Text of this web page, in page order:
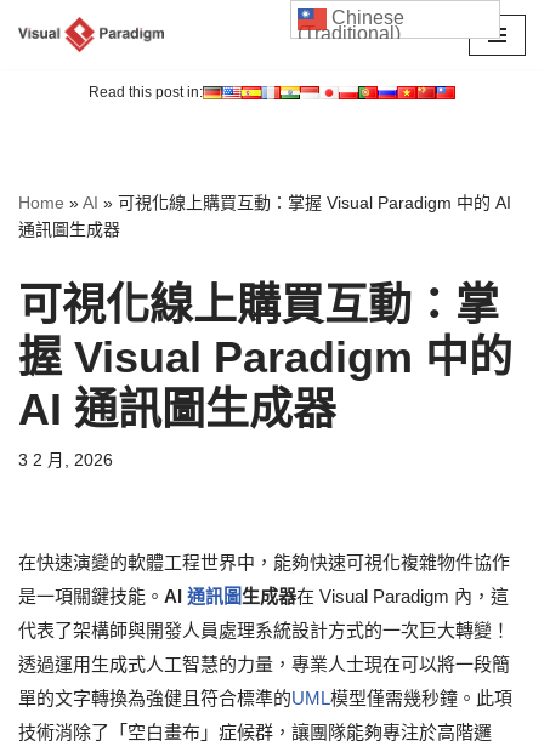
Read this post in:
Home »AI » 可視化線上購買互動：掌握 Visual Paradigm 中的 AI
通訊圖生成器
可視化線上購買互動：掌
握 Visual Paradigm 中的
AI 通訊圖生成器
3 2 月, 2026
在快速演變的軟體工程世界中，能夠快速可視化複雜物件協作
是一項關鍵技能。 AI 通訊圖生成器在 Visual Paradigm 內，這
代表了架構師與開發人員處理系統設計方式的一次巨大轉變！
透過運用生成式人工智慧的力量，專業人士現在可以將一段簡
單的文字轉換為強健且符合標準的UML模型僅需幾秒鐘。此項
技術消除了「空白畫布」症候群，讓團隊能夠專注於高階邏
Chinese
(Traditional)